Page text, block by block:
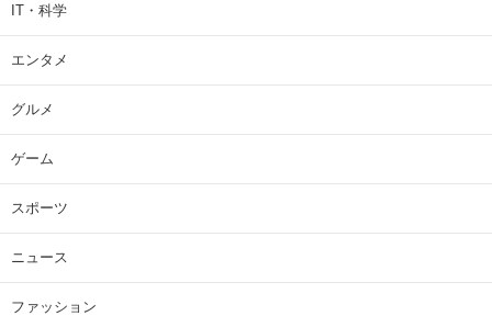
IT・科学
エンタメ
グルメ
ゲーム
スポーツ
ニュース
ファッション